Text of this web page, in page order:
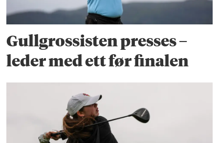
Gullgrossisten presses –
leder med ett før finalen